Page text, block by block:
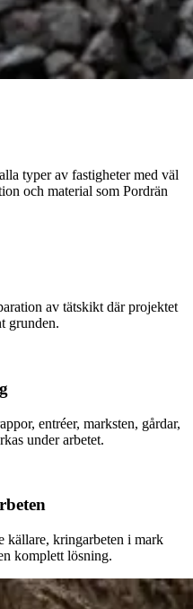
typer av fastigheter med väl
och material som Pordrän
av tätskikt där projektet
grunden.
entréer, marksten, gårdar,
under arbetet.
källare, kringarbeten i mark
komplett lösning.